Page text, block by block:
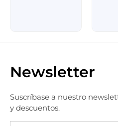
Newsletter
Suscríbase a nuestro
y descuentos.